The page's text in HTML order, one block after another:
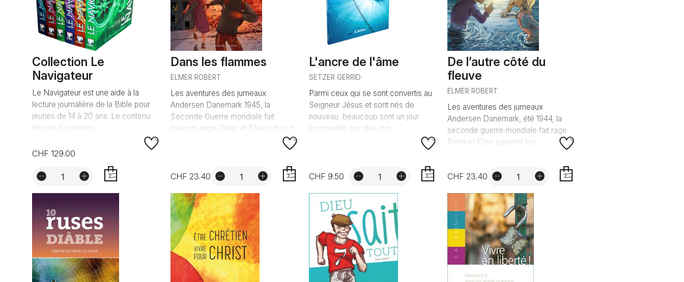
Collection Le
Navigateur
Le Navigateur est une aide à la
lecture journalière de la Bible pour
jeunes de 14 à 20 ans. Le contenu
de ces 6 volumes ...
CHF 129.00
Dans les flammes
ELMER ROBERT
Les aventures des jumeaux
Andersen Danemark 1945, la
Seconde Guerre mondiale fait
toujours rage. Peter et Elise ont acc...
CHF 23.40
L'ancre de l'âme
SETZER GERRID
Parmi ceux qui se sont convertis au
Seigneur Jésus et sont nés de
nouveau, beaucoup sont un jour
tourmentés par des inqu...
CHF 9.50
De l’autre côté du
fleuve
ELMER ROBERT
Les aventures des jumeaux
Andersen Danemark, été 1944, la
seconde guerre mondiale fait rage.
Peter et Elise passent les...
CHF 23.40